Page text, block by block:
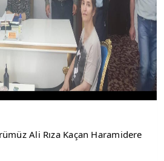
Ali Rıza Kaçan Haramidere